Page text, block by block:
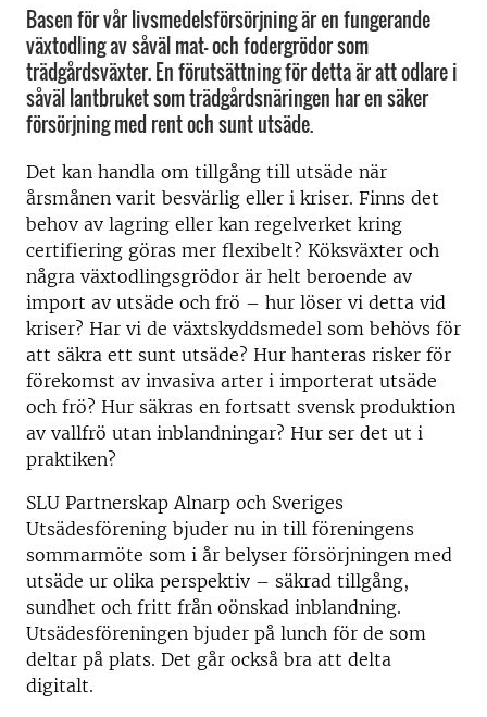
Basen för vår livsmedelsförsörjning är en fungerande
växtodling av såväl mat- och fodergrödor som
trädgårdsväxter. En förutsättning för detta är att odlare i
såväl lantbruket som trädgårdsnäringen har en säker
försörjning med rent och sunt utsäde.
Det kan handla om tillgång till utsäde när
årsmånen varit besvärlig eller i kriser. Finns det
behov av lagring eller kan regelverket kring
certifiering göras mer flexibelt? Köksväxter och
några växtodlingsgrödor är helt beroende av
import av utsäde och frö – hur löser vi detta vid
kriser? Har vi de växtskyddsmedel som behövs för
att säkra ett sunt utsäde? Hur hanteras risker för
förekomst av invasiva arter i importerat utsäde
och frö? Hur säkras en fortsatt svensk produktion
av vallfrö utan inblandningar? Hur ser det ut i
praktiken?
SLU Partnerskap Alnarp och Sveriges
Utsädesförening bjuder nu in till föreningens
sommarmöte som i år belyser försörjningen med
utsäde ur olika perspektiv – säkrad tillgång,
sundhet och fritt från oönskad inblandning.
Utsädesföreningen bjuder på lunch för de som
deltar på plats. Det går också bra att delta
digitalt.